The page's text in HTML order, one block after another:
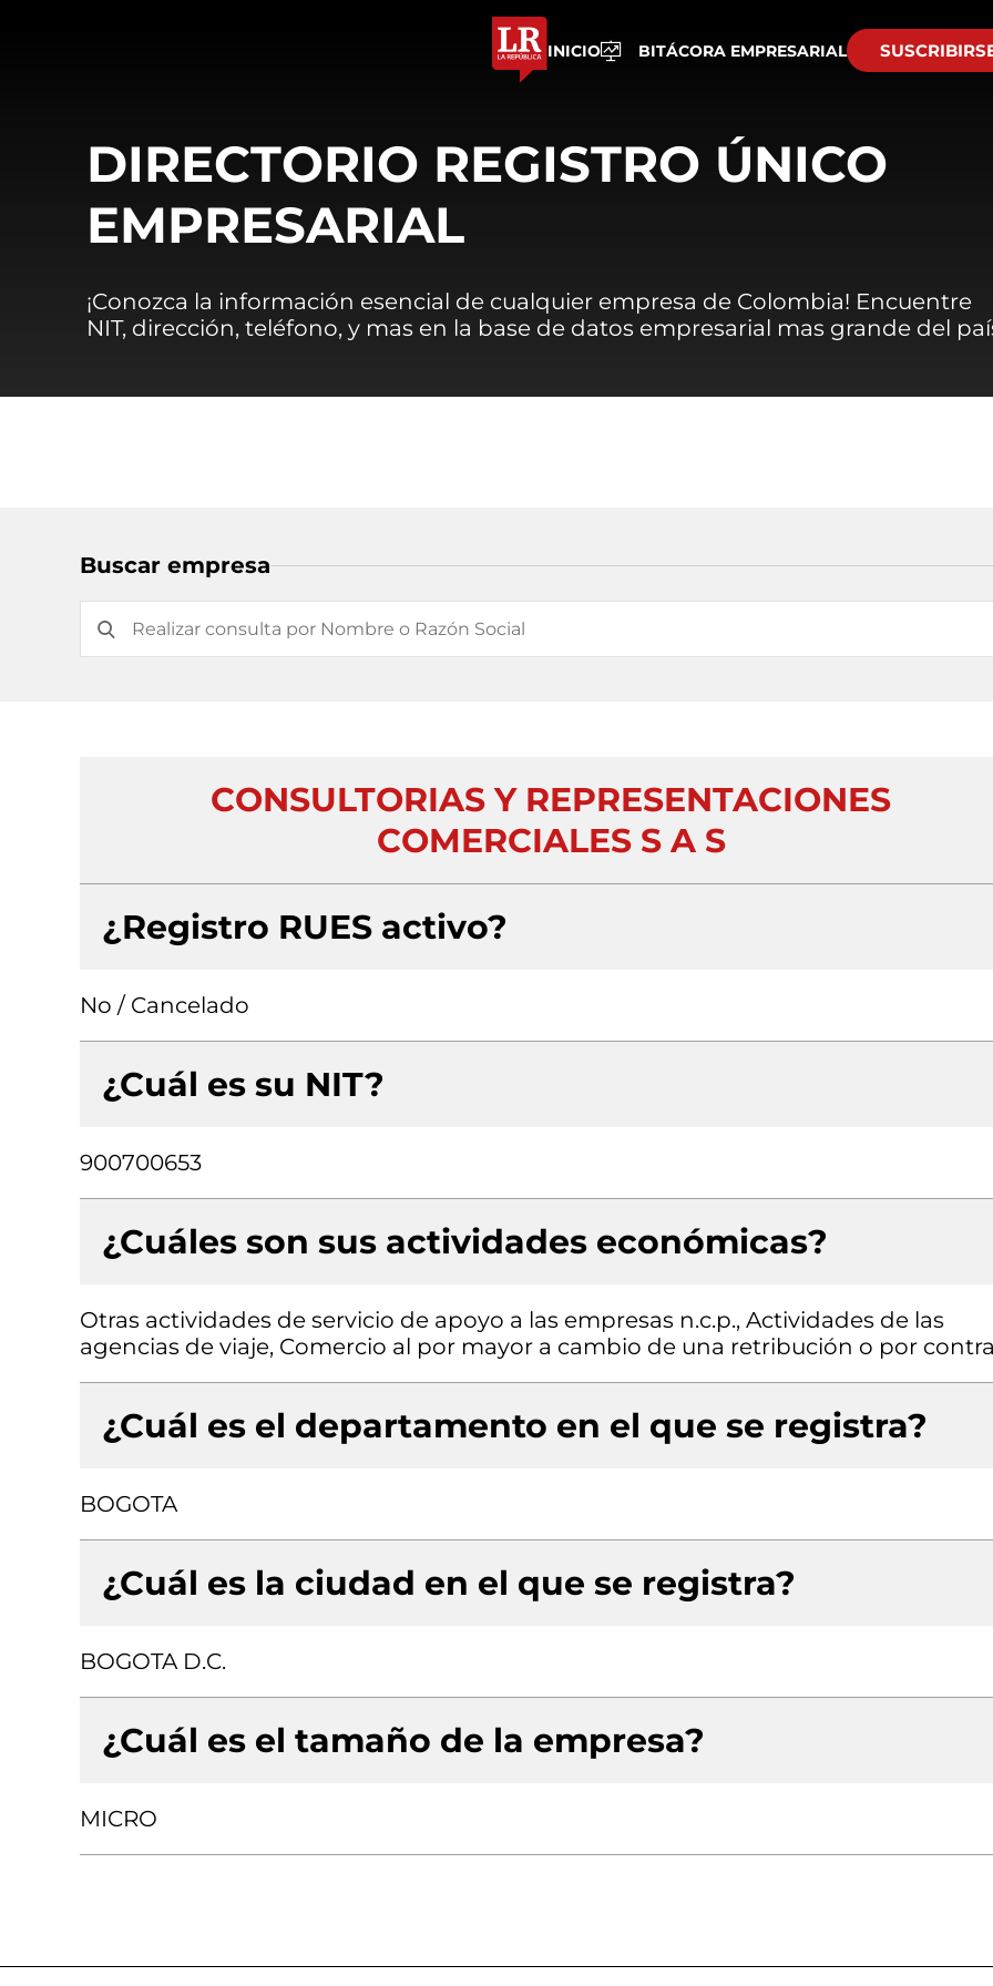
INICIO BITÁCORA EMPRESARIAL
DIRECTORIO REGISTRO ÚNICO
EMPRESARIAL
¡Conozca la información esencial de cualquier empresa de Colombia! Encuentre
NIT, dirección, teléfono, y mas en la base de datos empresarial mas grande del
Buscar empresa
CONSULTORIAS Y REPRESENTACIONES
COMERCIALES S A S
¿Registro RUES activo?
No / Cancelado
¿Cuál es su NIT?
900700653
¿Cuáles son sus actividades económicas?
Otras actividades de servicio de apoyo a las empresas n.c.p., Actividades de las
agencias de viaje, Comercio al por mayor a cambio de una retribución o por
¿Cuál es el departamento en el que se registra?
BOGOTA
¿Cuál es la ciudad en el que se registra?
BOGOTA D.C.
¿Cuál es el tamaño de la empresa?
MICRO